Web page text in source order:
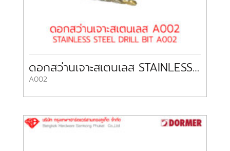
ดอกสว่านเจาะสเตนเลส STAINLESS STEEL DRILL BIT A002 DORMER
A002